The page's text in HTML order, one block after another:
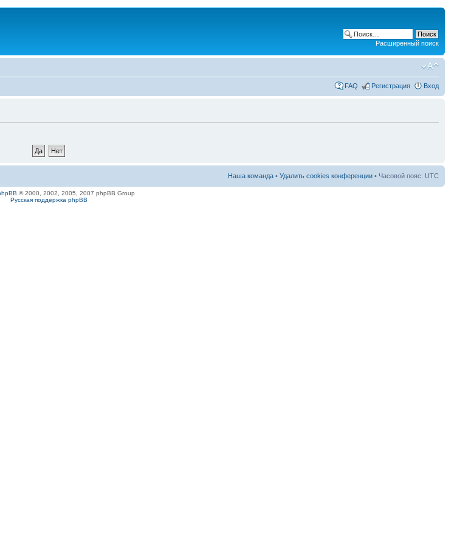
Расширенный поиск
FAQ Регистрация Вход
Наша команда • Удалить cookies конференции • Часовой пояс: UTC
© 2000, 2002, 2005, 2007 phpBB Group
Русская поддержка phpBB